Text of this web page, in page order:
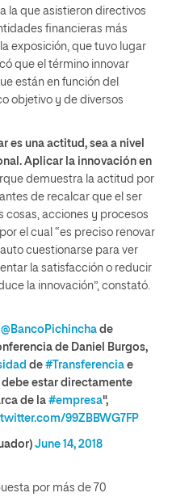
a la que asistieron directivos
financieras más
exposición, que tuvo lugar
que el término innovar
están en función del
objetivo y de diversos
es una actitud, sea a nivel
Aplicar la innovación en
demuestra la actitud por
de recalcar que el ser
cosas, acciones y procesos
el cual “es preciso renovar
cuestionarse para ver
la satisfacción o reducir
la innovación”, constató.
@BancoPichincha de
de Daniel Burgos,
de #Transferencia e
debe estar directamente
de la #empresa",
99ZBBWG7FP
June 14, 2018
por más de 70